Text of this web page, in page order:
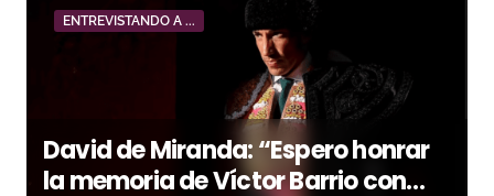
ENTREVISTANDO A ...
David de Miranda: “Espero honrar
la memoria de Víctor Barrio con